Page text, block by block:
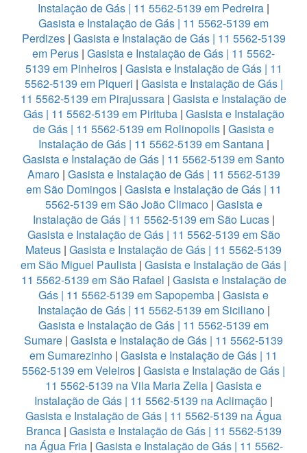
Instalação de Gás | 11 5562-5139 em Pedreira |
Gasista e Instalação de Gás | 11 5562-5139 em
Perdizes| Gasista e Instalação de Gás | 11 5562-5139
em Perus | Gasista e Instalação de Gás | 11 5562-
5139 em Pinheiros| Gasista e Instalação de Gás | 11
5562-5139 em Piqueri | Gasista e Instalação de Gás |
11 5562-5139 em Pirajussara | Gasista e Instalação de
Gás | 11 5562-5139 em Pirituba| Gasista e Instalação
de Gás | 11 5562-5139 em Rolinopolis | Gasista e
Instalação de Gás | 11 5562-5139 em Santana|
Gasista e Instalação de Gás | 11 5562-5139 em Santo
Amaro| Gasista e Instalação de Gás | 11 5562-5139
em São Domingos| Gasista e Instalação de Gás | 11
5562-5139 em São João Climaco| Gasista e
Instalação de Gás | 11 5562-5139 em São Lucas|
Gasista e Instalação de Gás | 11 5562-5139 em São
Mateus | Gasista e Instalação de Gás | 11 5562-5139
em São Miguel Paulista | Gasista e Instalação de Gás |
11 5562-5139 em São Rafael | Gasista e Instalação de
Gás | 11 5562-5139 em Sapopemba | Gasista e
Instalação de Gás | 11 5562-5139 em Siciliano|
Gasista e Instalação de Gás | 11 5562-5139 em
Sumare | Gasista e Instalação de Gás | 11 5562-5139
em Sumarezinho | Gasista e Instalação de Gás | 11
5562-5139 em Veleiros | Gasista e Instalação de Gás |
11 5562-5139 na Vila Maria Zelia | Gasista e
Instalação de Gás | 11 5562-5139 na Aclimação |
Gasista e Instalação de Gás | 11 5562-5139 na Água
Branca| Gasista e Instalação de Gás | 11 5562-5139
na Água Fria| Gasista e Instalação de Gás | 11 5562-